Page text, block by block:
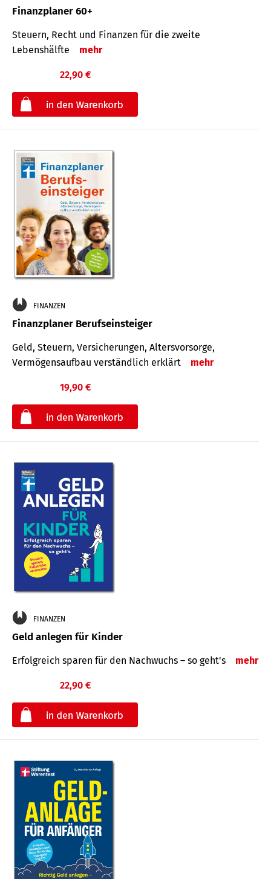
Finanzplaner 60+
Steuern, Recht und Finanzen für die zweite
Lebenshälfte
mehr
22,90 €
FINANZEN
Finanzplaner Berufseinsteiger
Geld, Steuern, Versicherungen, Altersvorsorge,
Vermögensaufbau verständlich erklärt
mehr
19,90 €
FINANZEN
Geld anlegen für Kinder
Erfolgreich sparen für den Nachwuchs – so geht's mehr
22,90 €